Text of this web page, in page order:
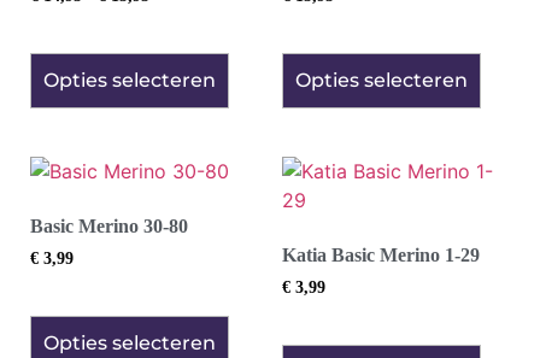
Opties selecteren Opties selecteren
Basic Merino 30-80
€ 3,99
Opties selecteren
Katia Basic Merino 1-29
€ 3,99